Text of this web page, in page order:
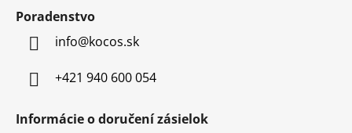
Poradenstvo
info@kocos.sk
+421 940 600 054
Informácie o doručení zásielok